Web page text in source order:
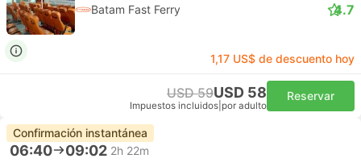
Batam Fast Ferry 4.7
1,17 US$ de descuento hoy
USD 59USD 58
Impuestos incluidos por adulto
Reservar
Confirmación instantánea
06:40 09:02 2h 22m